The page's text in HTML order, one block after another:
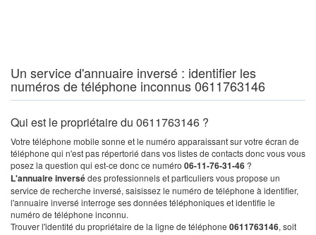
Un service d'annuaire inversé : identifier les
numéros de téléphone inconnus 0611763146
Qui est le propriétaire du 0611763146 ?
Votre téléphone mobile sonne et le numéro apparaissant sur votre écran de
téléphone qui n'est pas répertorié dans vos listes de contacts donc vous vous
posez la question qui est-ce donc ce numéro 06-11-76-31-46 ?
L'annuaire inversédes professionnels et particuliers vous propose un
service de recherche inversé, saisissez le numéro de téléphone à identifier,
l'annuaire inversé interroge ses données téléphoniques et identifie le
numéro de téléphone inconnu.
Trouver l'identité du propriétaire de la ligne de téléphone 0611763146, soit